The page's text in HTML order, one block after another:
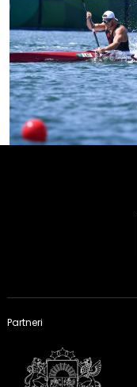
Partneri